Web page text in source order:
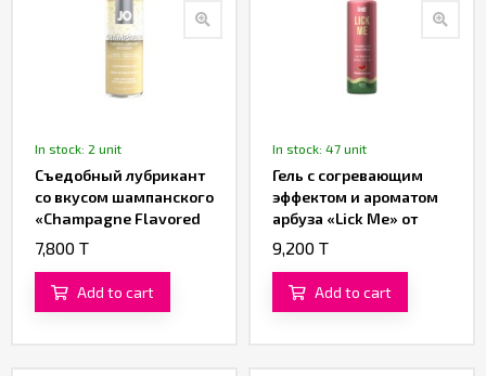
In stock: 2 unit
Съедобный лубрикант
со вкусом шампанского
«Champagne Flavored
Lubricant» от «JO» 60
ML
7,800 T
Add to cart
In stock: 47 unit
Гель с согревающим
эффектом и ароматом
арбуза «Lick Me» от
«Intt» (50 ML)
9,200 T
Add to cart